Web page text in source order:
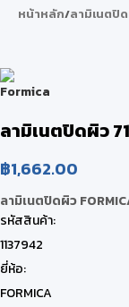
หน้าหลัก/ลามิเนตปิ
ลามิเนตปิดผิว
฿1,662.00
ลามิเนตปิดผิว
รหัสสินค้า:
1137942
ยี่ห้อ:
FORMICA